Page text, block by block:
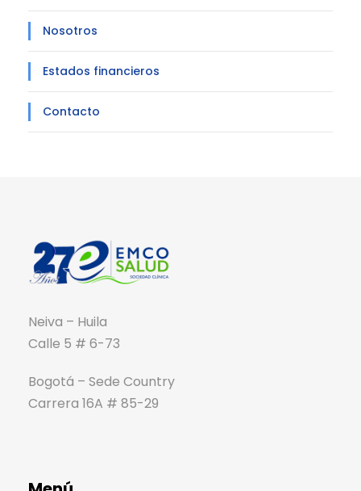
Nosotros
Estados financieros
Contacto
Neiva – Huila
Calle 5 # 6-73
Bogotá – Sede Country
Carrera 16A # 85-29